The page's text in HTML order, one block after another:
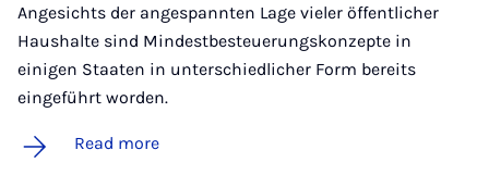
Angesichts der angespannten Lage vieler öffentlicher
Haushalte sind Mindestbesteuerungskonzepte in
einigen Staaten in unterschiedlicher Form bereits
eingeführt worden.
Read more